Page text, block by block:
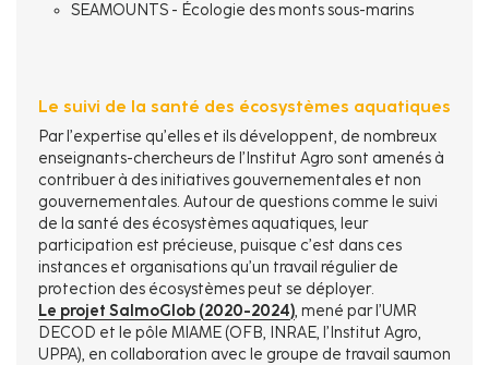
SEAMOUNTS - Écologie des monts sous-marins
Le suivi de la santé des écosystèmes aquatiques
Par l’expertise qu’elles et ils développent, de nombreux
enseignants-chercheurs de l’Institut Agro sont amenés à
contribuer à des initiatives gouvernementales et non
gouvernementales. Autour de questions comme le suivi
de la santé des écosystèmes aquatiques, leur
participation est précieuse, puisque c’est dans ces
instances et organisations qu’un travail régulier de
protection des écosystèmes peut se déployer.
Le projet SalmoGlob (2020-2024), mené par l’UMR
DECOD et le pôle MIAME (OFB, INRAE, l’Institut Agro,
UPPA), en collaboration avec le groupe de travail saumon